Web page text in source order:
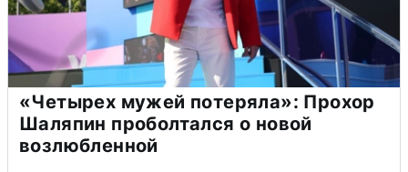
«Четырех мужей потеряла»: Прохор
Шаляпин проболтался о новой
возлюбленной